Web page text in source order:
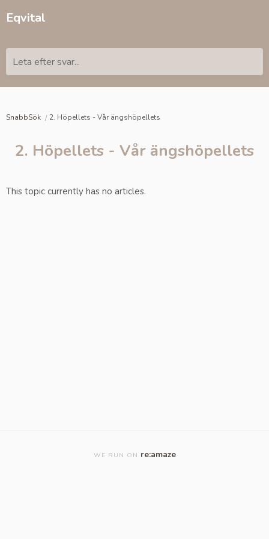
Eqvital
Leta efter svar...
SnabbSök 2. Höpellets - Vår ängshöpellets
2. Höpellets - Vår ängshöpellets
This topic currently has no articles.
WE RUN ON re:amaze